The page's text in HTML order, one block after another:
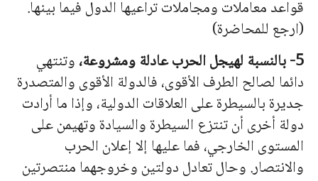
قواعد معاملات ومجاملات تراعيها الدول فيما بينها.
(ارجع للمحاضرة)
5- بالنسبة لهيجل الحرب عادلة ومشروعة،
وتنتهي
دائما لصالح الطرف الأقوى، فالدولة الأقوى والمتصدرة
جديرة بالسيطرة على العلاقات الدولية، وإذا ما أرادت
دولة أخرى أن تنتزع السيطرة والسيادة وتهيمن على
المستوى الخارجي، فما عليها إلا إعلان الحرب
والانتصار. وحال تعادل دولتين وخروجهما منتصرتين